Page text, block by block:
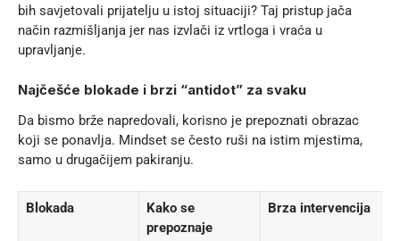
bih savjetovali prijatelju u istoj situaciji? Taj pristup jača
način razmišljanja jer nas izvlači iz vrtloga i vraća u
upravljanje.
Najčešće blokade i brzi “antidot” za svaku
Da bismo brže napredovali, korisno je prepoznati obrazac
koji se ponavlja. Mindset se često ruši na istim mjestima,
samo u drugačijem pakiranju.
Blokada
Kako se
prepoznaje
Brza intervencija